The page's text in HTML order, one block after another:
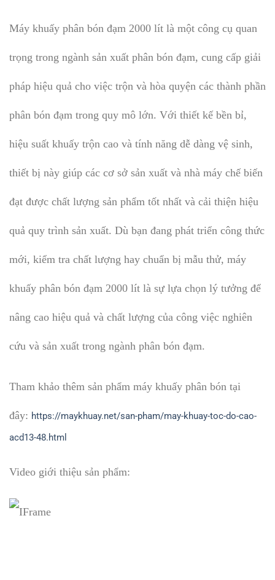
Máy khuấy phân bón đạm 2000 lít là một công cụ quan
trọng trong ngành sản xuất phân bón đạm, cung cấp giải
pháp hiệu quả cho việc trộn và hòa quyện các thành phần
phân bón đạm trong quy mô lớn. Với thiết kế bền bỉ,
hiệu suất khuấy trộn cao và tính năng dễ dàng vệ sinh,
thiết bị này giúp các cơ sở sản xuất và nhà máy chế biến
đạt được chất lượng sản phẩm tốt nhất và cải thiện hiệu
quả quy trình sản xuất. Dù bạn đang phát triển công thức
mới, kiểm tra chất lượng hay chuẩn bị mẫu thử, máy
khuấy phân bón đạm 2000 lít là sự lựa chọn lý tưởng để
nâng cao hiệu quả và chất lượng của công việc nghiên
cứu và sản xuất trong ngành phân bón đạm.
Tham khảo thêm sản phẩm máy khuấy phân bón tại
đây: https://maykhuay.net/san-pham/may-khuay-toc-do-cao-
acd13-48.html
Video giới thiệu sản phẩm: